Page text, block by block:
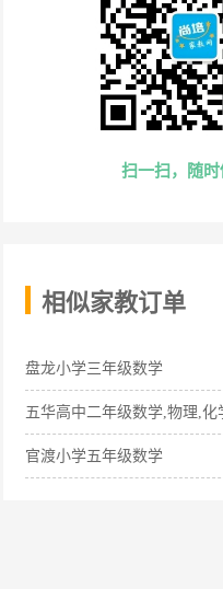
扫一扫，随时
相似家教订单
盘龙小学三年级数学
五华高中二年级数学,物理,化
官渡小学五年级数学